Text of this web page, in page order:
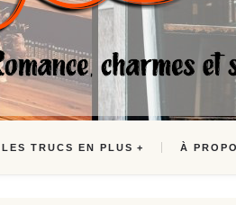
LES TRUCS EN PLUS À